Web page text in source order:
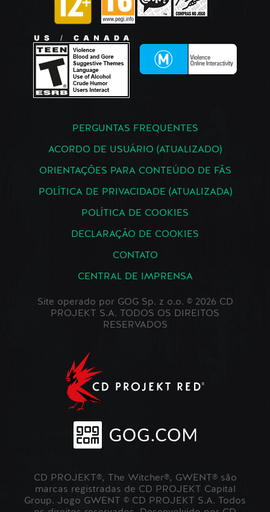
PERGUNTAS FREQUENTES
ACORDO DE USUÁRIO (ATUALIZADO)
ORIENTAÇÕES PARA CONTEÚDO DE FÃS
POLÍTICA DE PRIVACIDADE (ATUALIZADA)
POLÍTICA DE COOKIES
DECLARAÇÃO DE COOKIES
CONTATO
CENTRAL DE IMPRENSA
Site operado por GOG Sp. z o.o. © 2026 CD
PROJEKT S.A. TODOS OS DIREITOS
RESERVADOS
CD PROJEKT®, The Witcher®, GWENT® são
marcas registradas de CD PROJEKT Capital
Group. Jogo GWENT © CD PROJEKT S.A. Todos